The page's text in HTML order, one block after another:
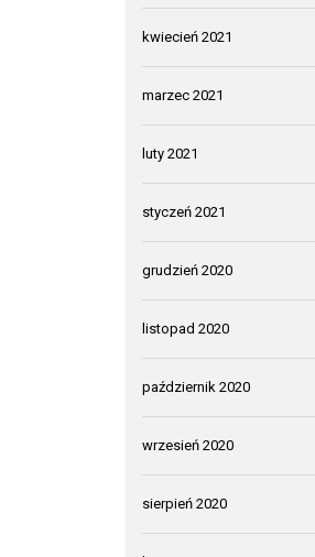
kwiecień 2021
marzec 2021
luty 2021
styczeń 2021
grudzień 2020
listopad 2020
październik 2020
wrzesień 2020
sierpień 2020